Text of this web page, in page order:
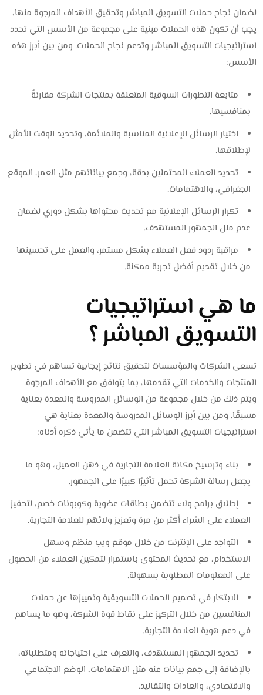
لضمان نجاح حملات التسويق المباشر وتحقيق الأهداف المرجوة منها،
يجب أن تكون هذه الحملات مبنية على مجموعة من الأسس التي تحدد
استراتيجيات التسويق المباشر وتدعم نجاح الحملات. ومن بين أبرز هذه
الأسس:
متابعة التطورات السوقية المتعلقة بمنتجات الشركة مقارنةً
بمنافسيها.
اختيار الرسائل الإعلانية المناسبة والملائمة، وتحديد الوقت الأمثل
لإطلاقها.
تحديد العملاء المحتملين بدقة، وجمع بياناتهم مثل العمر، الموقع
الجغرافي، والاهتمامات.
تكرار الرسائل الإعلانية مع تحديث محتواها بشكل دوري لضمان
عدم ملل الجمهور المستهدف.
مراقبة ردود فعل العملاء بشكل مستمر، والعمل على تحسينها
من خلال تقديم أفضل تجربة ممكنة.
ما هي استراتيجيات
التسويق المباشر ؟
تسعى الشركات والمؤسسات لتحقيق نتائج إيجابية تساهم في تطوير
المنتجات والخدمات التي تقدمها، بما يتوافق مع الأهداف المرجوة.
ويتم ذلك من خلال مجموعة من الوسائل المدروسة والمعدة بعناية
مسبقًا. ومن بين أبرز الوسائل المدروسة والمعدة بعناية هي
استراتيجيات التسويق المباشر التي تتضمن ما يأتي ذكره أدناه:
بناء وترسيخ مكانة العلامة التجارية في ذهن العميل، وهو ما
يجعل رسالة الشركة تحمل تأثيرًا كبيرًا على الجمهور.
إطلاق برامج ولاء تتضمن بطاقات عضوية وكوبونات خصم، لتحفيز
العملاء على الشراء أكثر من مرة وتعزيز ولائهم للعلامة التجارية.
التواجد على الإنترنت من خلال موقع ويب منظم وسهل
الاستخدام، مع تحديث المحتوى باستمرار لتمكين العملاء من الحصول
على المعلومات المطلوبة بسهولة.
الابتكار في تصميم الحملات التسويقية وتمييزها عن حملات
المنافسين من خلال التركيز على نقاط قوة الشركة، وهو ما يساهم
في دعم هوية العلامة التجارية.
تحديد الجمهور المستهدف، والتعرف على احتياجاته ومتطلباته،
بالإضافة إلى جمع بيانات عنه مثل الاهتمامات، الوضع الاجتماعي
والاقتصادي، والعادات والتقاليد.